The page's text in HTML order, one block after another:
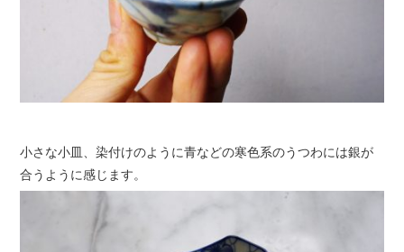
小さな小皿、染付けのように青などの寒色系のうつわには銀が
合うように感じます。